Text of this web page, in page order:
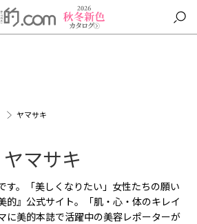
ヤマサキ
ヤマサキ
す。「美しくなりたい」女性たちの願い
的』公式サイト。「肌・心・体のキレイ
に美的本誌で活躍中の美容レポーターが